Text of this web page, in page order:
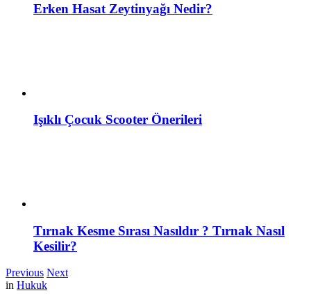
Erken Hasat Zeytinyağı Nedir?
Işıklı Çocuk Scooter Önerileri
Tırnak Kesme Sırası Nasıldır ? Tırnak Nasıl
Kesilir?
Previous Next
in Hukuk